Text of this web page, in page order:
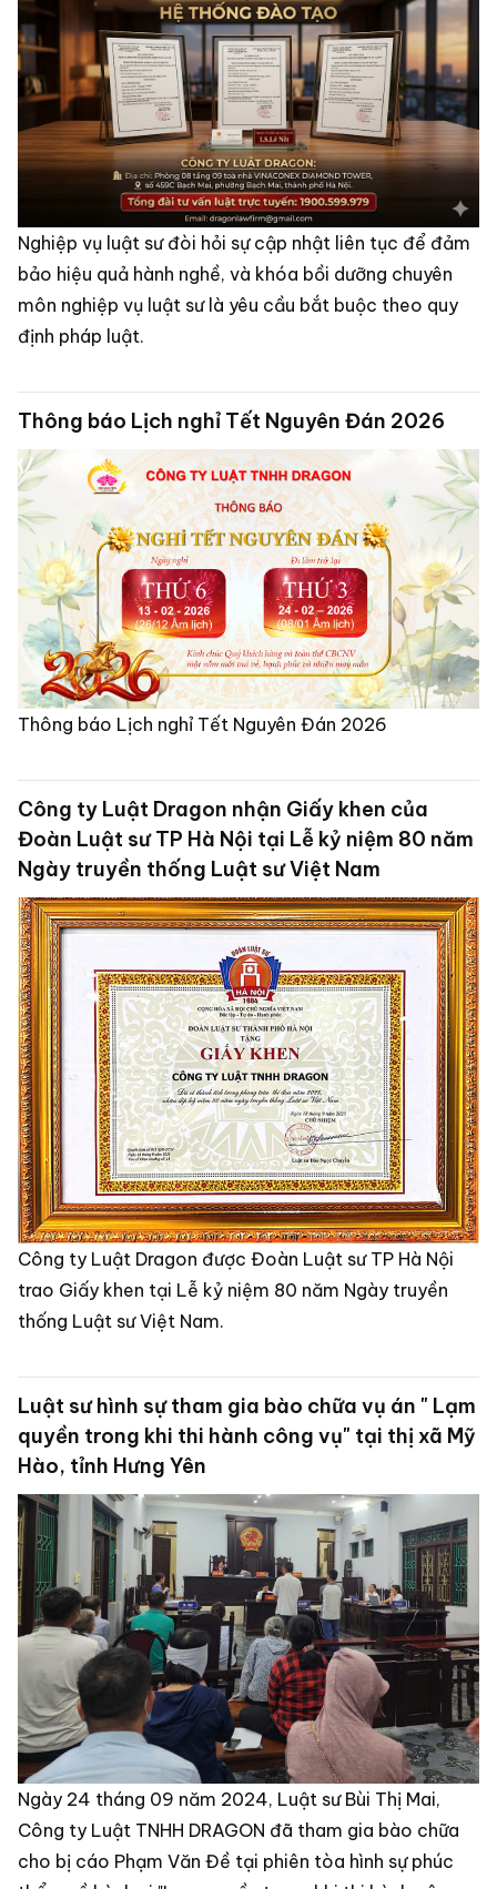
Nghiệp vụ luật sư đòi hỏi sự cập nhật liên tục để đảm
bảo hiệu quả hành nghề, và khóa bồi dưỡng chuyên
môn nghiệp vụ luật sư là yêu cầu bắt buộc theo quy
định pháp luật.
Thông báo Lịch nghỉ Tết Nguyên Đán 2026
Thông báo Lịch nghỉ Tết Nguyên Đán 2026
Công ty Luật Dragon nhận Giấy khen của
Đoàn Luật sư TP Hà Nội tại Lễ kỷ niệm 80 năm
Ngày truyền thống Luật sư Việt Nam
Công ty Luật Dragon được Đoàn Luật sư TP Hà Nội
trao Giấy khen tại Lễ kỷ niệm 80 năm Ngày truyền
thống Luật sư Việt Nam.
Luật sư hình sự tham gia bào chữa vụ án " Lạm
quyền trong khi thi hành công vụ" tại thị xã Mỹ
Hào, tỉnh Hưng Yên
Ngày 24 tháng 09 năm 2024, Luật sư Bùi Thị Mai,
Công ty Luật TNHH DRAGON đã tham gia bào chữa
cho bị cáo Phạm Văn Đề tại phiên tòa hình sự phúc